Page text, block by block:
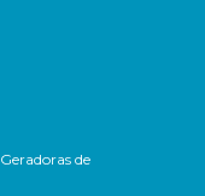
de